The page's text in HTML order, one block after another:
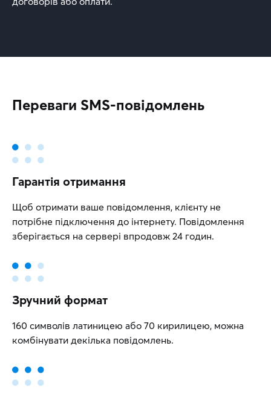
Переваги SMS-повідомлень
Гарантія отримання
Щоб отримати ваше повідомлення, клієнту не
потрібне підключення до інтернету. Повідомлення
зберігається на сервері впродовж 24 годин.
Зручний формат
160 символів латиницею або 70 кирилицею, можна
комбінувати декілька повідомлень.